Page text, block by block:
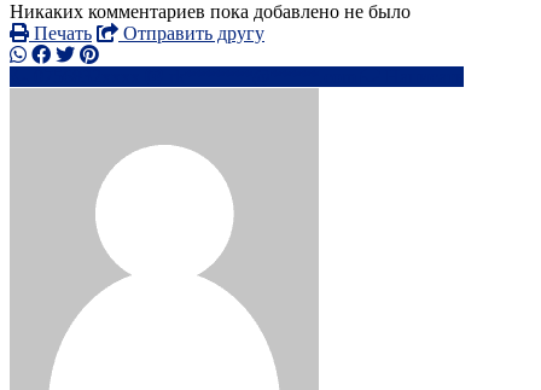
Никаких комментариев пока добавлено не было
Печать
Отправить другу